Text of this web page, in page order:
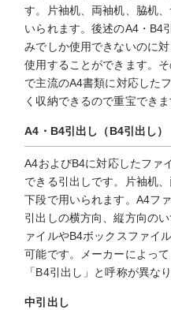
す。片袖机、両袖机、脇机
いられます。後述のA4・B4
みでしか使用できないのに
使用することができます。
で主流のA4書類に対応した
く収納できるので重宝できま
A4・B4引出し（B4引出し）
A4およびB4に対応したファ
できる引出しです。片袖机
下段で用いられます。A4フ
引出しの横方向、縦方向の
ァイルやB4ボックスファイ
可能です。メーカーによっ
「B4引出し」と呼称が異なり
中引出し